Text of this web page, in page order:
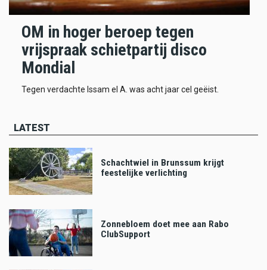
OM in hoger beroep tegen
vrijspraak schietpartij disco
Mondial
Tegen verdachte Issam el A. was acht jaar cel geëist.
LATEST
Schachtwiel in Brunssum krijgt
feestelijke verlichting
Zonnebloem doet mee aan Rabo
ClubSupport